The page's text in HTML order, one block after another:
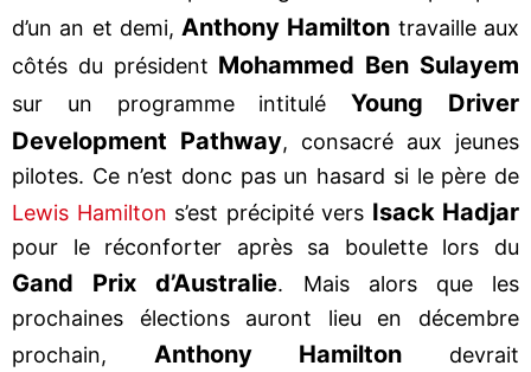
d’un an et demi, Anthony Hamilton travaille aux
côtés du président Mohammed Ben Sulayem
sur un programme intitulé Young Driver
Development Pathway, consacré aux jeunes
pilotes. Ce n’est donc pas un hasard si le père de
Lewis Hamilton s’est précipité vers Isack Hadjar
pour le réconforter après sa boulette lors du
Gand Prix d’Australie. Mais alors que les
prochaines élections auront lieu en décembre
prochain, Anthony Hamilton devrait